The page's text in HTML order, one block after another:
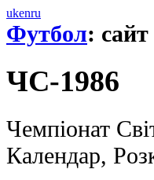
ukenru
Футбол:
ЧС-1986
Чемпіонат
Календар,